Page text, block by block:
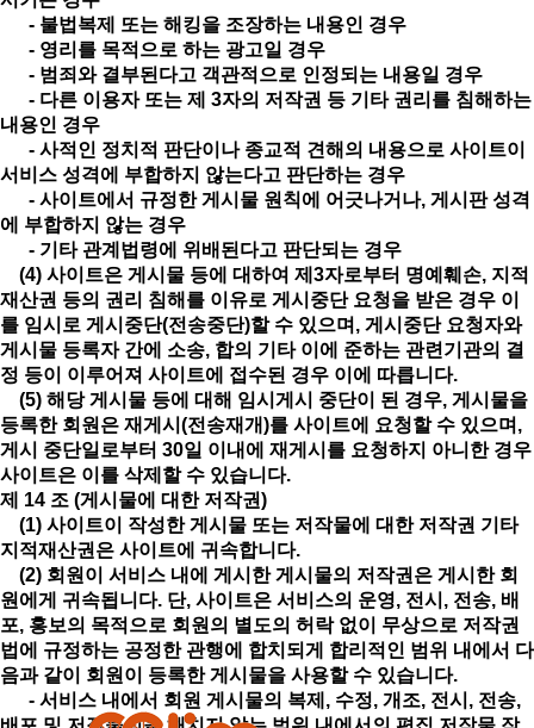
- 불법복제 또는 해킹을 조장하는 내용인 경우
- 영리를 목적으로 하는 광고일 경우
- 범죄와 결부된다고 객관적으로 인정되는 내용일 경우
- 다른 이용자 또는 제 3자의 저작권 등 기타 권리를 침해하는
내용인 경우
- 사적인 정치적 판단이나 종교적 견해의 내용으로 사이트이
서비스 성격에 부합하지 않는다고 판단하는 경우
- 사이트에서 규정한 게시물 원칙에 어긋나거나, 게시판 성격
에 부합하지 않는 경우
- 기타 관계법령에 위배된다고 판단되는 경우
(4) 사이트은 게시물 등에 대하여 제3자로부터 명예훼손, 지적
재산권 등의 권리 침해를 이유로 게시중단 요청을 받은 경우 이
를 임시로 게시중단(전송중단)할 수 있으며, 게시중단 요청자와
게시물 등록자 간에 소송, 합의 기타 이에 준하는 관련기관의 결
정 등이 이루어져 사이트에 접수된 경우 이에 따릅니다.
(5) 해당 게시물 등에 대해 임시게시 중단이 된 경우, 게시물을
등록한 회원은 재게시(전송재개)를 사이트에 요청할 수 있으며,
게시 중단일로부터 30일 이내에 재게시를 요청하지 아니한 경우
사이트은 이를 삭제할 수 있습니다.
제 14 조 (게시물에 대한 저작권)
(1) 사이트이 작성한 게시물 또는 저작물에 대한 저작권 기타
지적재산권은 사이트에 귀속합니다.
(2) 회원이 서비스 내에 게시한 게시물의 저작권은 게시한 회
원에게 귀속됩니다. 단, 사이트은 서비스의 운영, 전시, 전송, 배
포, 홍보의 목적으로 회원의 별도의 허락 없이 무상으로 저작권
법에 규정하는 공정한 관행에 합치되게 합리적인 범위 내에서 다
음과 같이 회원이 등록한 게시물을 사용할 수 있습니다.
- 서비스 내에서 회원 게시물의 복제, 수정, 개조, 전시, 전송,